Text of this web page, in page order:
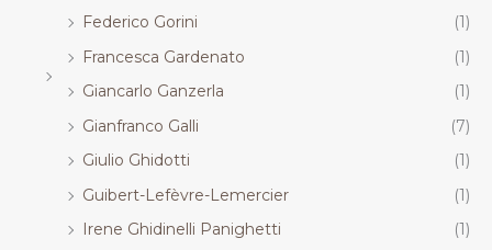
Federico Gorini
(1)
Francesca Gardenato
(1)
Giancarlo Ganzerla
(1)
Gianfranco Galli
(7)
Giulio Ghidotti
(1)
Guibert-Lefèvre-Lemercier
(1)
Irene Ghidinelli Panighetti
(1)